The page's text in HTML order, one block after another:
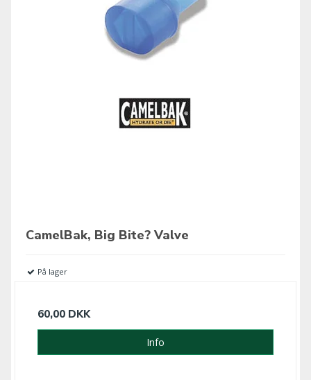
CamelBak, Big Bite? Valve
På lager
60,00 DKK
Info